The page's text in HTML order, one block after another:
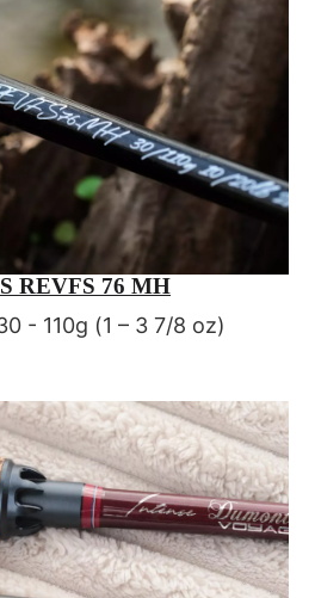
REVFS 76 MH
- 110g (1 – 3 7/8 oz)